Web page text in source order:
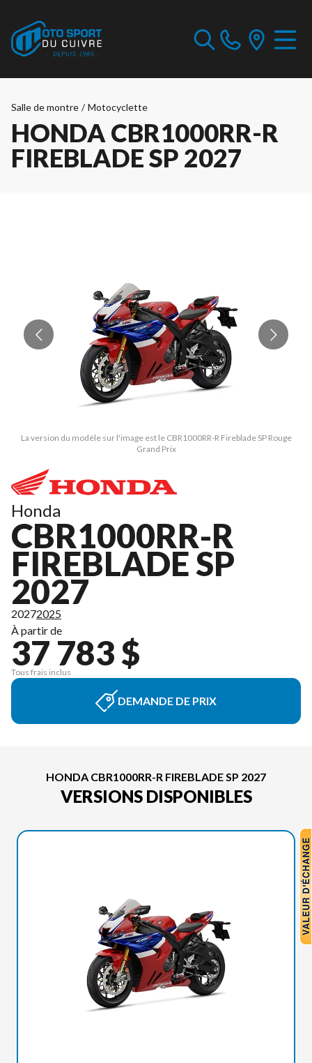
Salle de montre / Motocyclette
HONDA CBR1000RR-R
FIREBLADE SP 2027
La version du modèle sur l'image est le CBR1000RR-R Fireblade SP Rouge
Grand Prix
Honda
CBR1000RR-R
FIREBLADE SP
2027
20272025
À partir de
37 783 $
Tous frais inclus
DEMANDE DE PRIX
HONDA CBR1000RR-R FIREBLADE SP 2027
VERSIONS DISPONIBLES